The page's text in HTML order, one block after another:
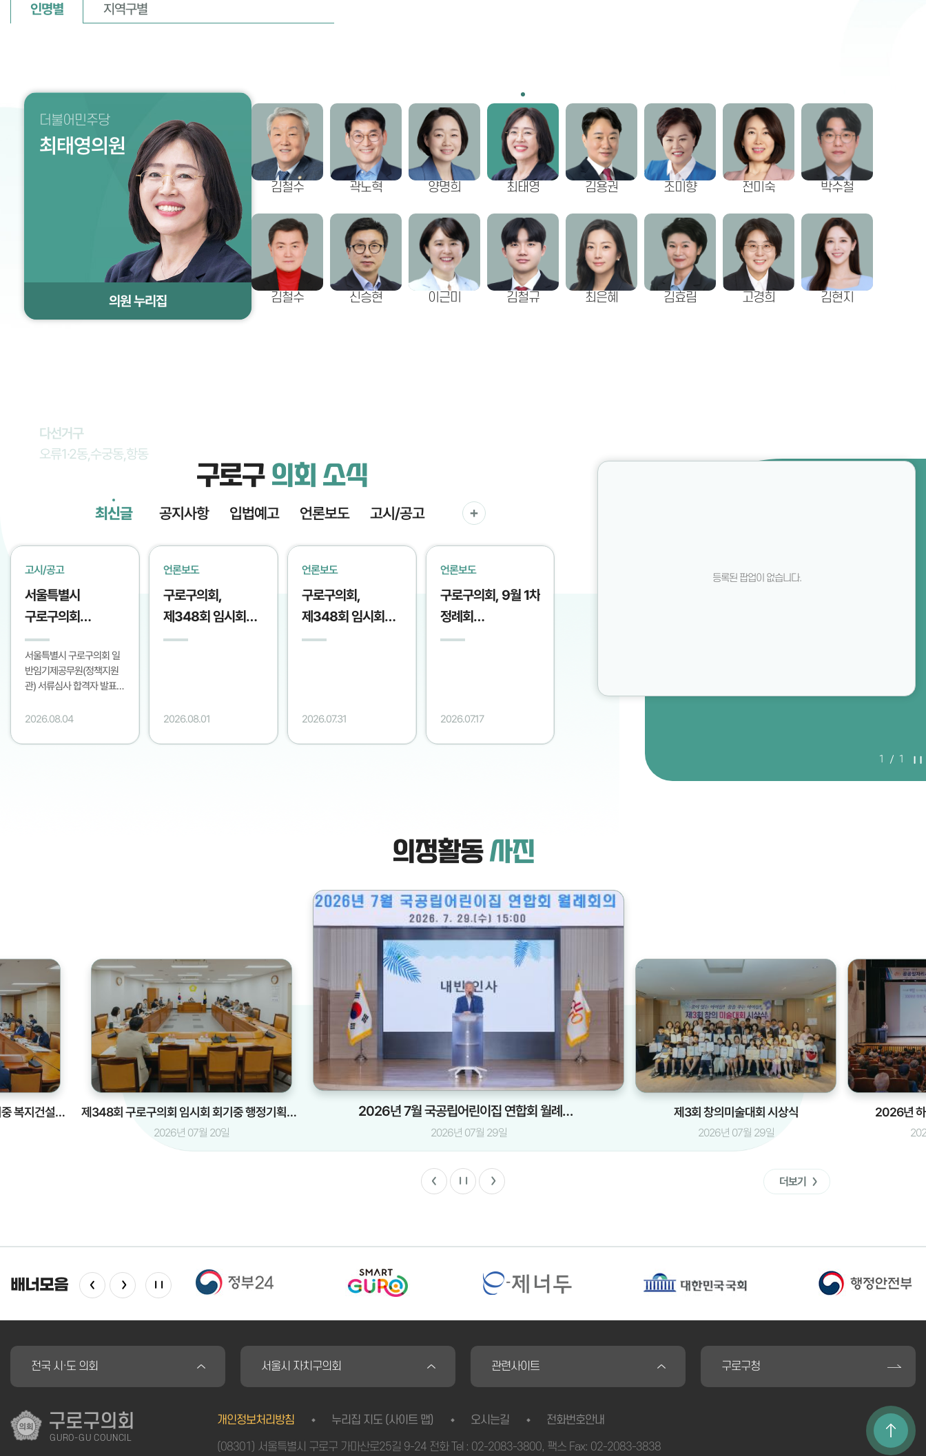
인명별 지역구별
더불어민주당
김철수의원
마선거구
구로1·2동
의원 누리집
국민의힘
곽노혁의원
바선거구
구로3·4동,가리봉동
의원 누리집
더불어민주당
양명희의원
나선거구
개봉2·3동
의원 누리집
더불어민주당
최태영의원
다선거구
오류1·2동,수궁동,항동
의원 누리집
국민의힘
김용권의원
나선거구
개봉2·3동
의원 누리집
더불어민주당
조미향의원
라선거구
신도림동,구로5동
의원 누리집
국민의힘
전미숙의원
라선거구
신도림동,구로5동
의원 누리집
더불어민주당
박수철의원
다선거구
오류1·2동,수궁동,항동
의원 누리집
국민의힘
김철수의원
마선거구
구로1·2동
의원 누리집
더불어민주당
신승현의원
가선거구
고척1·2동,개봉1동
의원 누리집
진보당
이근미의원
가선거구
고척1·2동,개봉1동
의원 누리집
국민의힘
김철규의원
가선거구
고척1·2동,개봉1동
의원 누리집
국민의힘
최은혜의원
다선거구
오류1·2동,수궁동,항동
의원 누리집
더불어민주당
김효림의원
바선거구
구로3·4동,가리봉동
의원 누리집
국민의힘
고경희의원
비례대표
의원 누리집
더불어민주당
김현지의원
비례대표
의원 누리집
김철수 곽노혁 양명희 최태영 김용권 조미향 전미숙 박수철
김철수 신승현 이근미 김철규 최은혜 김효림 고경희 김현지
구로구 의회 소식
최신글 공지사항 입법예고 언론보도 고시/공고
고시/공고
서울특별시
구로구의회
일반임기제공무원
(정책지원관)
서류심사 합격자
계획 공고
서울특별시 구로구의회 일
반임기제공무원(정책지원
관) 서류심사 합격자 발표
2026.08.04
언론보도
구로구의회,
제348회 임시회
폐회··· 총 17건 안건
2026.08.01
언론보도
구로구의회,
제348회 임시회
폐회(전국매일/
2026.07.31
언론보도
구로구의회, 9월 1차
정례회
행정사무감사 대비
2026.07.17
1 1
등록된 팝업이 없습니다.
의정활동 사진
제348회 구로구의회 임시회 회기중 복지건설위원회 안건심사 제348회 구로구의회 임시회 회기중 행정기획위원회 안건심사
2026년 07월 20일
2026년 7월 국공립어린이집 연합회 월례회의
2026년 07월 29일
제3회 창의미술대회 시상식
2026년 07월 29일
2026년
더보기
배너모음
전국 시·도 의회 서울시 자치구의회 관련사이트 구로구청
구로구의회
GURO-GU COUNCIL
개인정보처리방침 누리집 지도 (사이트 맵) 오시는길 전화번호안내
(08301) 서울특별시 구로구 가마산로25길 9-24 전화 Tel : 02-2083-3800, 팩스 Fax: 02-2083-3838